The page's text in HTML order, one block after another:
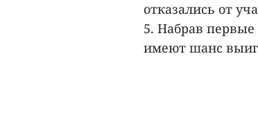
отказались от
5. Набрав
имеют шанс